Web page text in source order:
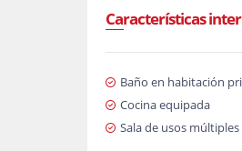
Características
Baño en habitación
Cocina equipada
Sala de usos múltiples